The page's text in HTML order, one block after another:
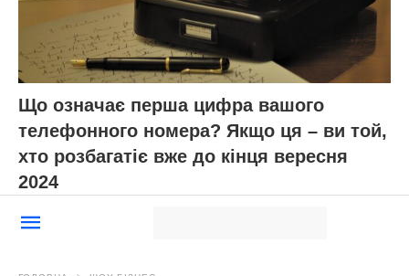
Що означає перша цифра вашого
телефонного номера? Якщо ця – ви той,
хто розбагатіє вже до кінця вересня
2024